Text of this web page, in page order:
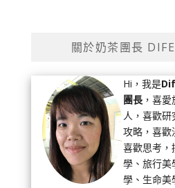
關於奶茶團長
Hi，我是
團長 ，喜
人，喜歡
攻略，喜歡
喜歡思考，
學、旅行美
學、生命美